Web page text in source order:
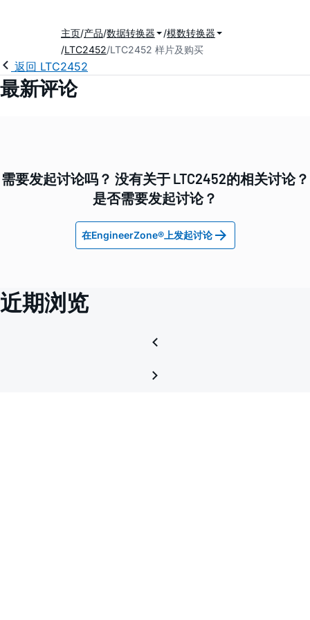
主页 产品 数据转换器
模数转换器
LTC2452 LTC2452 样片及购买
返回 LTC2452
最新评论
需要发起讨论吗？ 没有关于 LTC2452的相关讨论？
是否需要发起讨论？
在EngineerZone®上发起讨论
近期浏览